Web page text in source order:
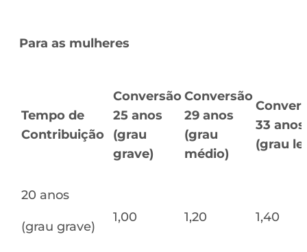
Para as mulheres
Tempo de
Contribuição
Conversão
25 anos
(grau
grave)
Conversão
29 anos
(grau
médio)
33 anos
(grau
20 anos
(grau grave)
1,00 1,20 1,40